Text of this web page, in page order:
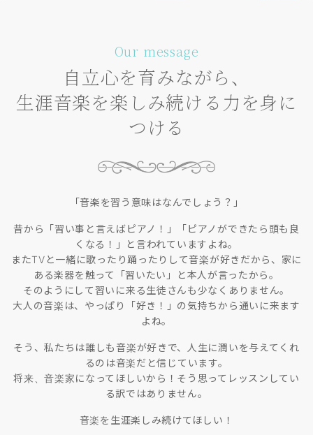
Our message
自立心を育みながら、
生涯音楽を楽しみ続ける力を身に
つける
「音楽を習う意味はなんでしょう？」
昔から「習い事と言えばピアノ！」「ピアノができたら頭も良
くなる！」と言われていますよね。
またTVと一緒に歌ったり踊ったりして音楽が好きだから、家に
ある楽器を触って「習いたい」と本人が言ったから。
そのようにして習いに来る生徒さんも少なくありません。
大人の音楽は、やっぱり「好き！」の気持ちから通いに来ます
よね。
そう、私たちは誰しも音楽が好きで、人生に潤いを与えてくれ
るのは音楽だと信じています。
将来、音楽家になってほしいから！そう思ってレッスンしてい
る訳ではありません。
音楽を生涯楽しみ続けてほしい！